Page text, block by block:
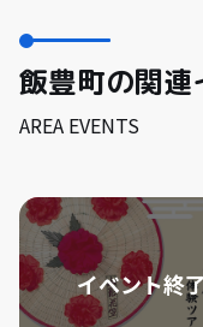
飯豊町の関連
AREA EVENTS